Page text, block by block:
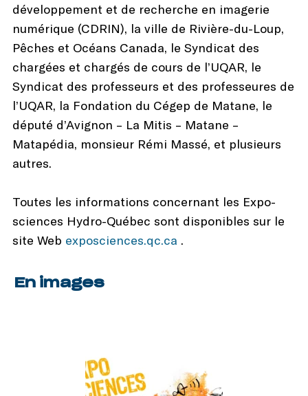
développement et de recherche en imagerie
numérique (CDRIN), la ville de Rivière-du-Loup,
Pêches et Océans Canada, le Syndicat des
chargées et chargés de cours de l’UQAR, le
Syndicat des professeurs et des professeures de
l’UQAR, la Fondation du Cégep de Matane, le
député d’Avignon – La Mitis – Matane –
Matapédia, monsieur Rémi Massé, et plusieurs
autres.
Toutes les informations concernant les Expo-
sciences Hydro-Québec sont disponibles sur le
site Web exposciences.qc.ca .
En images